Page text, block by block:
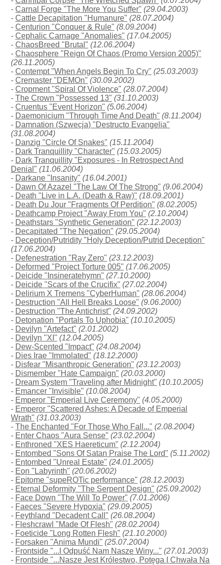
-Carnal Forge "The More You Suffer" (29.04.2003)
-Cattle Decapitation "Humanure" (28.07.2004)
-Centurion "Conquer & Rule" (8.09.2004)
-Cephalic Carnage "Anomalies" (17.04.2005)
-ChaosBreed "Brutal" (12.06.2004)
-Chaosphere "Reign Of Chaos (Promo Version 2005)"
(26.11.2005)
-Contempt "When Angels Begin To Cry" (25.03.2003)
-Cremaster "DEMOn" (30.09.2002)
-Cropment "Spiral Of Violence" (28.07.2004)
-The Crown "Possessed 13" (31.10.2003)
-Cruentus "Event Horizon" (5.06.2004)
- Daemonicium "Through Time And Death" (8.11.2004)
- Damnation (Szwecja) "Destructo Evangelia"
(31.08.2004)
- Danzig "Circle Of Snakes" (15.11.2004)
- Dark Tranquillity "Character" (15.03.2005)
- Dark Tranquillity "Exposures - In Retrospect And
Denial" (11.06.2004)
- Darkane "Insanity" (16.04.2001)
- Dawn Of Azazel "The Law Of The Strong" (9.06.2004)
- Death "Live in L.A. (Death & Raw)" (18.09.2001)
- Death Du Jour "Fragments Of Perdition" (8.02.2005)
- Deathcamp Project "Away From You" (2.10.2004)
- Deathstars "Synthetic Generation" (22.12.2003)
- Decapitated "The Negation" (29.05.2004)
- Deception/Putridity "Holy Deception/Putrid Deception"
(17.06.2004)
- Defenestration "Ray Zero" (23.12.2003)
- Deformed "Project Torture 005" (17.06.2005)
- Deicide "Insineratehymn" (27.10.2000)
- Deicide "Scars of the Crucifix" (27.02.2004)
- Delirium X Tremens "CyberHuman" (28.06.2004)
- Destruction "All Hell Breaks Loose" (9.06.2000)
- Destruction "The Antichrist" (24.09.2002)
- Detonation "Portals To Uphobia" (10.10.2005)
- Devilyn "Artefact" (2.01.2002)
- Devilyn "XI" (12.04.2005)
- Dew-Scented "Impact" (24.08.2004)
- Dies Irae "Immolated" (18.12.2000)
- Disfear "Misanthropic Generation" (23.12.2003)
- Dismember "Hate Campaign" (20.03.2000)
- Dream System "Traveling after Midnight" (10.10.2005)
- Emancer "Invisible" (10.08.2004)
- Emperor "Emperial Live Ceremony" (4.05.2000)
- Emperor "Scattered Ashes: A Decade of Emperial
Wrath" (31.03.2003)
-The Enchanted "For Those Who Fall..." (2.08.2004)
- Enter Chaos "Aura Sense" (23.02.2004)
- Enthroned "XES Haereticum" (2.12.2004)
- Entombed "Sons Of Satan Praise The Lord" (5.11.2002)
- Entombed "Unreal Estate" (24.01.2005)
- Eon "Labyrinth" (20.06.2002)
- Epitome "supeROTic performance" (28.12.2003)
- Eternal Deformity "The Serpent Design" (25.09.2002)
- Face Down "The Will To Power" (7.01.2006)
- Faeces "Severe Hypoxia" (29.09.2005)
- Feythland "Decadent Call" (26.08.2004)
- Fleshcrawl "Made Of Flesh" (28.02.2004)
- Foeticide "Long Rotten Flesh" (21.10.2000)
- Forsaken "Anima Mundi" (25.07.2004)
- Frontside "...I Odpuść Nam Nasze Winy..." (27.01.2003)
- Frontside "...Nasze Jest Królestwo, Potęga I Chwała Na